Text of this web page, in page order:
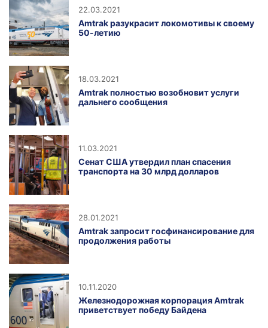
22.03.2021
Amtrak разукрасит локомотивы к своему
50-летию
18.03.2021
Amtrak полностью возобновит услуги
дальнего сообщения
11.03.2021
Сенат США утвердил план спасения
транспорта на 30 млрд долларов
28.01.2021
Amtrak запросит госфинансирование для
продолжения работы
10.11.2020
Железнодорожная корпорация Amtrak
приветствует победу Байдена